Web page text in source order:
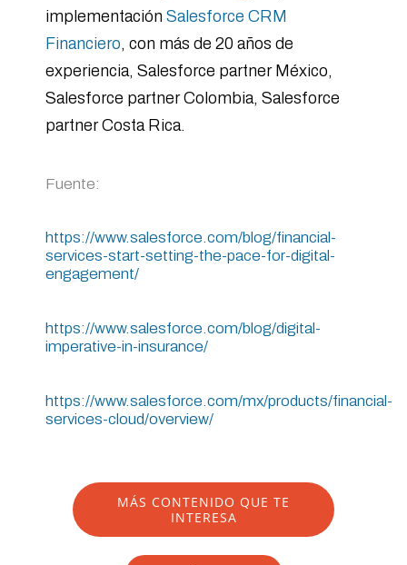
implementación Salesforce CRM
Financiero, con más de 20 años de
experiencia, Salesforce partner México,
Salesforce partner Colombia, Salesforce
partner Costa Rica.
Fuente:
https://www.salesforce.com/blog/financial-
services-start-setting-the-pace-for-digital-
engagement/
https://www.salesforce.com/blog/digital-
imperative-in-insurance/
https://www.salesforce.com/mx/products/financial-
services-cloud/overview/
MÁS CONTENIDO QUE TE
INTERESA